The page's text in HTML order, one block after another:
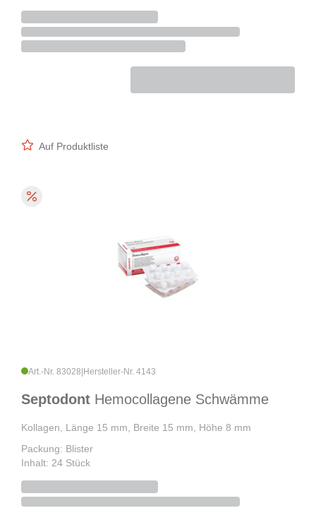
Auf Produktliste
Art.-Nr. 83028 Hersteller-Nr. 4143
Septodont Hemocollagene Schwämme
Kollagen, Länge 15 mm, Breite 15 mm, Höhe 8 mm
Packung: Blister
Inhalt: 24 Stück